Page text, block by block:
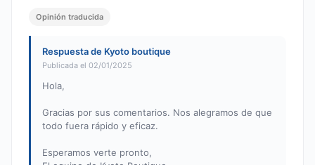
Opinión traducida
Respuesta de Kyoto boutique
Publicada el 02/01/2025
Hola,
Gracias por sus comentarios. Nos alegramos de que
todo fuera rápido y eficaz.
Esperamos verte pronto,